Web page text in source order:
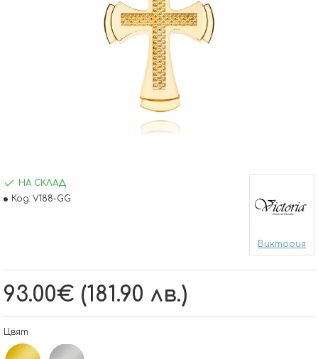
93.00€ (181.90 лв.)
НА СКЛАД
Код: V188-GG
Виктория
Цвят